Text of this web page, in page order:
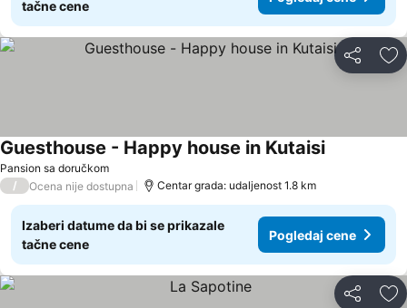
tačne cene
Deli
Pansion sa doručkom
Guesthouse - Happy house in Kutaisi
/ Ocena nije dostupna Centar grada: udaljenost 1.8 km
Izaberi datume da bi se prikazale
tačne cene
Pogledaj cene
Deli